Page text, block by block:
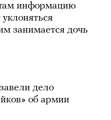
информацию
занимается дочь
дело
об армии